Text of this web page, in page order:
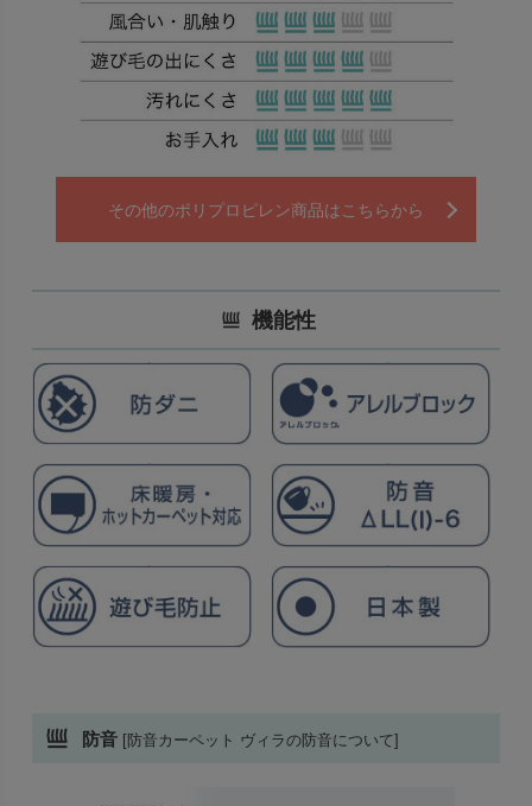
その他のポリプロピレン商品はこちらから
機能性
防音 [防音カーペット ヴィラの防音について]